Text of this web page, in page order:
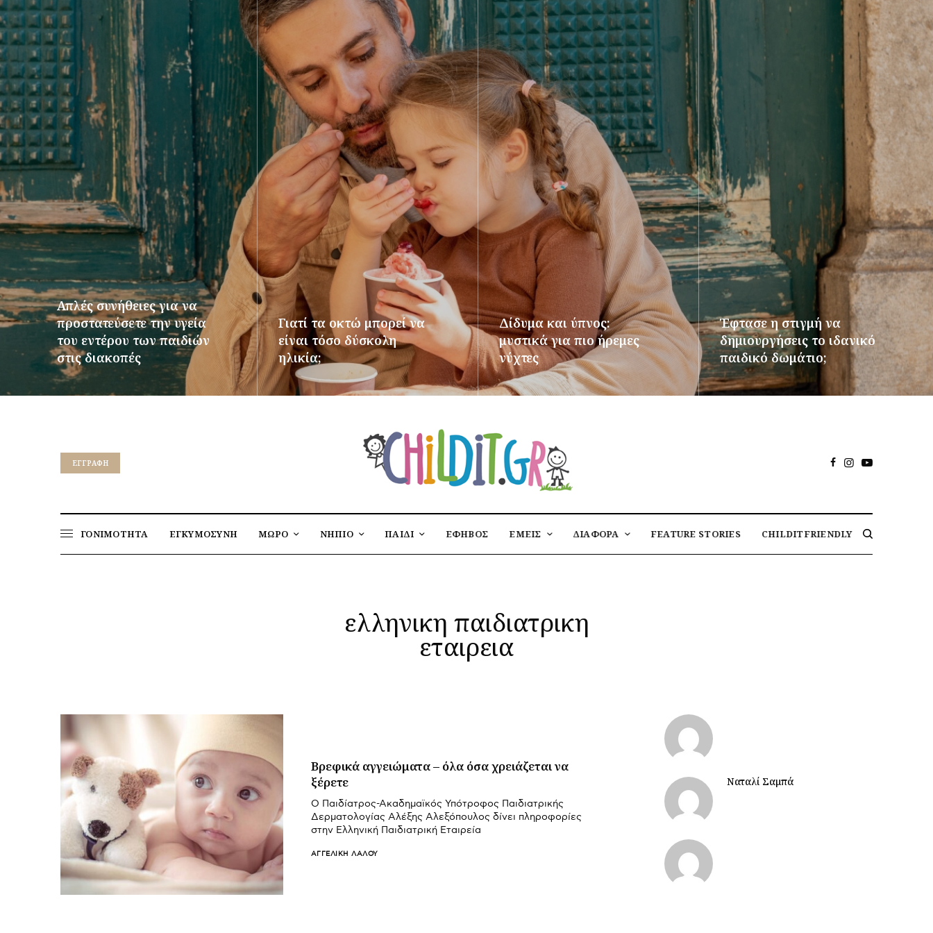
Απλές συνήθειες για να
προστατεύσετε την υγεία
του εντέρου των παιδιών
στις διακοπές
ΠΕΡΙΣΣΌΤΕΡΑ
Γιατί τα οκτώ μπορεί να
είναι τόσο δύσκολη
ηλικία;
ΠΕΡΙΣΣΌΤΕΡΑ
Δίδυμα και ύπνος:
μυστικά για πιο ήρεμες
νύχτες
ΠΕΡΙΣΣΌΤΕΡΑ
Έφτασε η στιγμή να
δημιουργήσεις το ιδανικό
παιδικό δωμάτιο;
ΠΕΡΙΣΣΌΤΕΡΑ
EΓΓΡΑΦΉ
ΓΟΝΙΜΟΤΗΤΑ ΕΓΚΥΜΟΣΥΝΗ ΜΩΡΟ ΝΗΠΙΟ ΠΑΙΔΙ ΕΦΗΒΟΣ ΕΜΕΙΣ ΔΙΑΦΟΡΑ FEATURE STORIES CHILDITFRIENDLY
ελληνικη παιδιατρικη
εταιρεια
Βρεφικά αγγειώματα – όλα όσα χρειάζεται να
ξέρετε
Ο Παιδίατρος-Ακαδημαϊκός Υπότροφος Παιδιατρικής
Δερματολογίας Αλέξης Αλεξόπουλος δίνει πληροφορίες
στην Ελληνική Παιδιατρική Εταιρεία
ΑΓΓΕΛΙΚΉ ΛΆΛΟΥ
Ναταλί Σαμπά